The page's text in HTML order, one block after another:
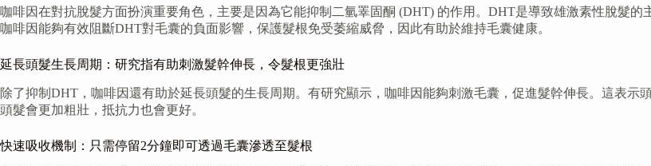
咖啡因在對抗脫髮方面扮演重要角色，主要是因為它能抑制二氫睪固酮 (DHT) 的作用。DHT是導致雄激素性脫髮
咖啡因能夠有效阻斷DHT對毛囊的負面影響，保護髮根免受萎縮威脅，因此有助於維持毛囊健康。
延長頭髮生長周期：研究指有助刺激髮幹伸長，令髮根更強壯
除了抑制DHT，咖啡因還有助於延長頭髮的生長周期。有研究顯示，咖啡因能夠刺激毛囊，促進髮幹伸長。這表示
頭髮會更加粗壯，抵抗力也會更好。
快速吸收機制：只需停留2分鐘即可透過毛囊滲透至髮根